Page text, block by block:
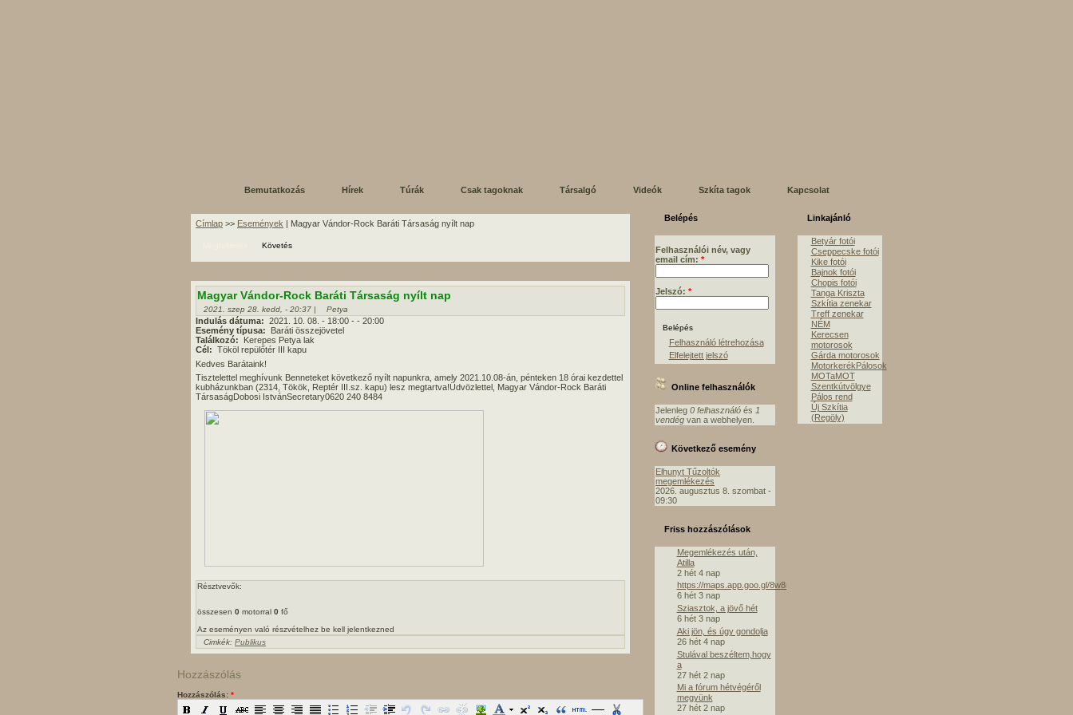
Bemutatkozás Hírek Túrák Csak tagoknak Társalgó Videók Szkíta tagok Kapcsolat
Címlap >> Események | Magyar Vándor-Rock Baráti Társaság nyílt nap
Követés
Magyar Vándor-Rock Baráti Társaság nyílt nap
2021. szep 28. kedd, - 20:37 | Petya
Indulás dátuma: 2021. 10. 08. - 18:00 - - 20:00
Esemény típusa:
Baráti összejövetel
Találkozó:
Kerepes Petya lak
Cél: Tököl repülőtér III kapu
Kedves Barátaink!
Tisztelettel meghívunk Benneteket következő nyílt napunkra, amely 2021.10.08-án, pénteken 18 órai kezdettel
kubházunkban (2314, Tökök, Reptér III.sz. kapu) lesz megtartva!Üdvözlettel, Magyar Vándor-Rock Baráti
TársaságDobosi IstvánSecretary0620 240 8484
Résztvevők:
összesen 0 motorral 0 fő
Az eseményen való részvételhez be kell jelentkezned
Cimkék: Publikus
Hozzászólás
Hozzászólás: *
Belépés
Felhasználói név, vagy
email cím: *
Jelszó: *
Felhasználó létrehozása
Elfelejtett jelszó
Online felhasználók
Jelenleg 0 felhasználó és 1
vendég van a webhelyen.
Következő esemény
Elhunyt Tűzoltók
megemlékezés
2026. augusztus 8. szombat -
09:30
Friss hozzászólások
Megemlékezés után,
Atilla
2 hét 4 nap
https://maps.app.goo.gl/8w8mE
6 hét 3 nap
Sziasztok, a jövő hét
6 hét 3 nap
Aki jön, és úgy gondolja
26 hét 4 nap
Stulával beszéltem,hogy
a
27 hét 2 nap
Mi a fórum hétvégéről
megyünk
27 hét 2 nap
Linkajánló
Betyár fotói
Cseppecske fotói
Kike fotói
Bajnok fotói
Chopis fotói
Tanga Kriszta
Szkítia zenekar
Treff zenekar
NÉM
Kerecsen
motorosok
Gárda motorosok
MotorkerékPálosok
MOTaMOT
Szentkútvölgye
Pálos rend
Új Szkítia
(Regöly)